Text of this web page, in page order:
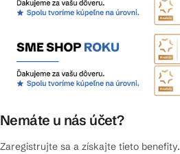
Nemáte u nás účet?
Zaregistrujte sa a získajte tieto benefity.